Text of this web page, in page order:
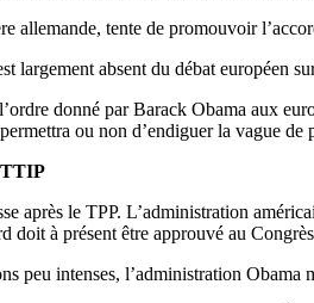
allemande, tente de promouvoir
largement absent du débat européen
donné par Barack Obama aux
ou non d’endiguer la vague de
TTIP
après le TPP. L’administration
doit à présent être approuvé au
peu intenses, l’administration